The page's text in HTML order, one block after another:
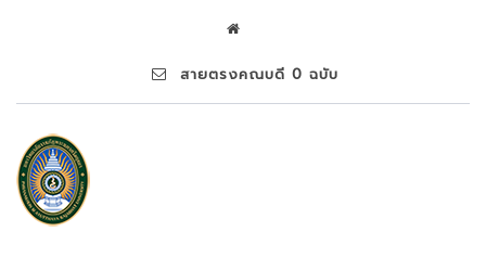
สายตรงคณบดี 0 ฉบับ